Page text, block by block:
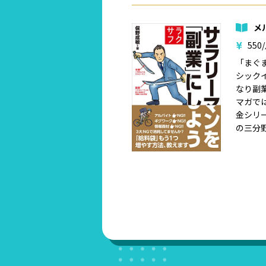
メ
「ま
シック
なり副
マガで
金シリ
の三分